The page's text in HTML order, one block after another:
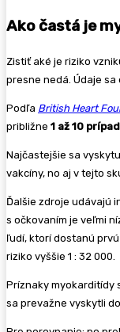
Ako častá je
Zistiť aké je riziko
presne nedá. Údaje sa
Podľa British Heart
približne 1 až 10
Najčastejšie sa
vakcíny, no aj v tejto
Ďalšie zdroje udávajú
s očkovaním je veľmi
ľudí, ktorí dostanú
riziko vyššie 1 : 32 000.
Príznaky myokarditídy
sa prevažne vyskytli